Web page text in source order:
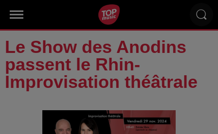
Le Show des Anodins
passent le Rhin-
Improvisation théâtrale